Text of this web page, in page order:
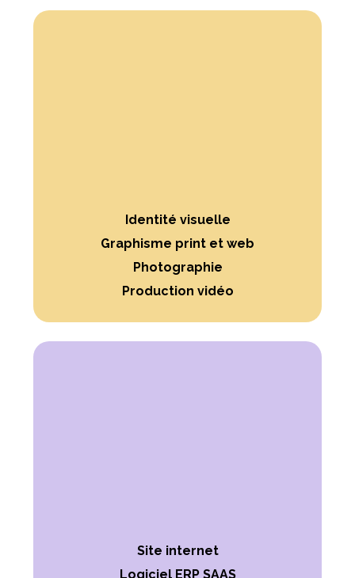
Identité visuelle
Graphisme print et web
Photographie
Production vidéo
Site internet
Logiciel ERP SAAS